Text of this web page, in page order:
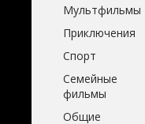
Мультфильмы
Приключения
Спорт
Семейные
фильмы
Общие